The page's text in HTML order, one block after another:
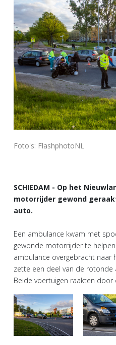
Foto's: FlashphotoNL
SCHIEDAM - Op het
motorrijder gewond
auto.
Een ambulance kwam met
gewonde motorrijder te
ambulance overgebracht naar
zette een deel van de rotonde
Beide voertuigen raakten door